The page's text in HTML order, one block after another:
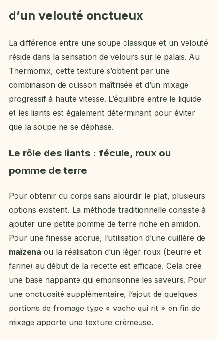
d’un velouté onctueux
La différence entre une soupe classique et un velouté
réside dans la sensation de velours sur le palais. Au
Thermomix, cette texture s’obtient par une
combinaison de cuisson maîtrisée et d’un mixage
progressif à haute vitesse. L’équilibre entre le liquide
et les liants est également déterminant pour éviter
que la soupe ne se déphase.
Le rôle des liants : fécule, roux ou
pomme de terre
Pour obtenir du corps sans alourdir le plat, plusieurs
options existent. La méthode traditionnelle consiste à
ajouter une petite pomme de terre riche en amidon.
Pour une finesse accrue, l’utilisation d’une cuillère de
maïzena ou la réalisation d’un léger roux (beurre et
farine) au début de la recette est efficace. Cela crée
une base nappante qui emprisonne les saveurs. Pour
une onctuosité supplémentaire, l’ajout de quelques
portions de fromage type « vache qui rit » en fin de
mixage apporte une texture crémeuse.